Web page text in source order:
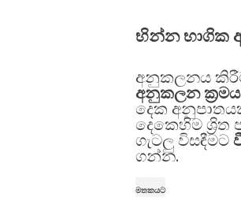
භින්න භාගික
අනුකලනය
අනුකලන ක්‍රමය
දෙක
දෙකෙහිම ශ්‍රිත
ගැටලු විසඳීමට
ගන්න.
මතකයට